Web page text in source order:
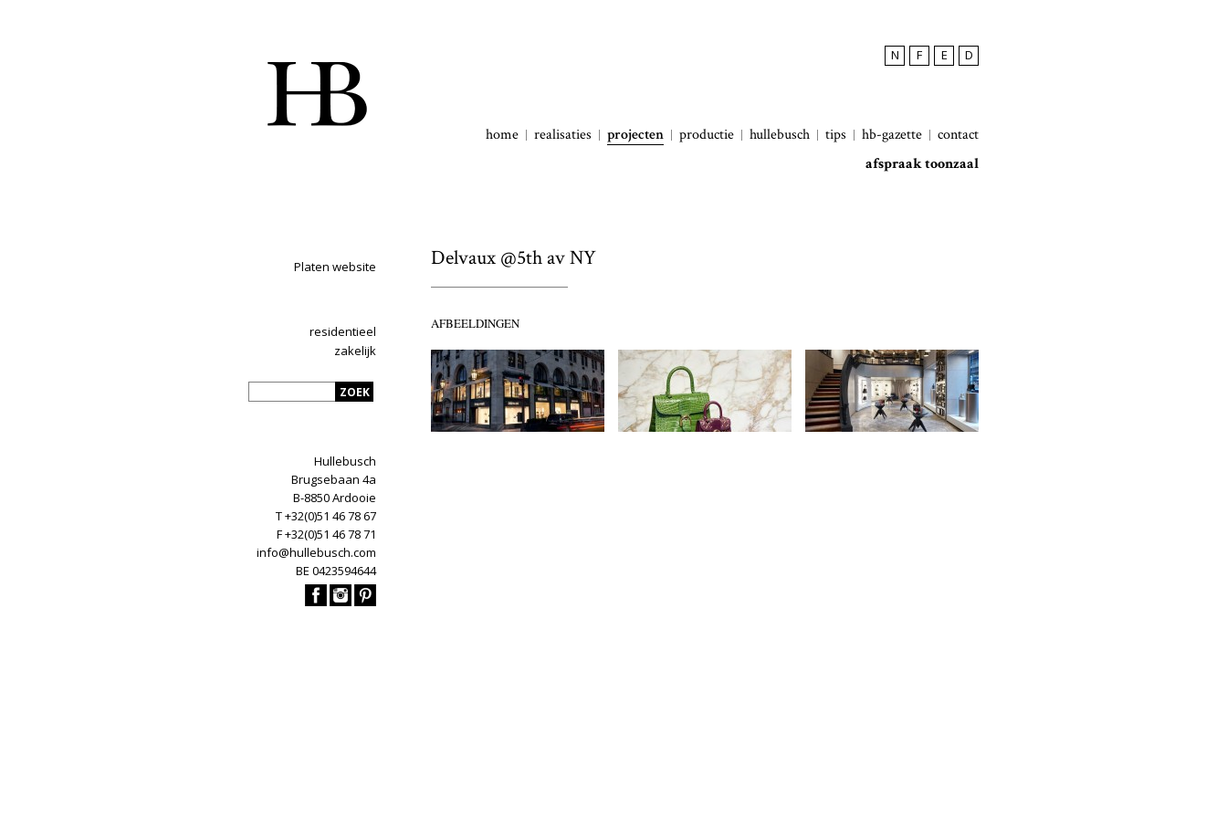
N F E D
home realisaties projecten productie hullebusch tips hb-gazette
contact
afspraak toonzaal
Platen website
residentieel
zakelijk
Hullebusch
Brugsebaan 4a
B-8850 Ardooie
T +32(0)51 46 78 67
F +32(0)51 46 78 71
info@hullebusch.com
BE 0423594644
Delvaux @5th av NY
AFBEELDINGEN